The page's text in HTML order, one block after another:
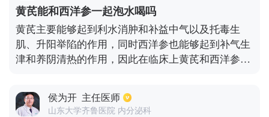
黄芪能和西洋参一起泡水喝吗
黄芪主要能够起到利水消肿和补益中气以及托毒生
肌、升阳举陷的作用，同时西洋参也能够起到补气生
津和养阴清热的作用，因此在临床上黄芪和西洋参是
和止渴作用，黄芪和西洋参不仅能够泡水喝，同时也
可以泡酒来口服。
侯为开 主任医师
山东大学齐鲁医院 内分泌科